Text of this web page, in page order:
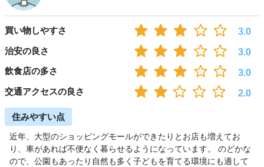
買い物しやすさ
3.0
治安の良さ
3.0
飲食店の多さ
3.0
交通アクセスの良さ
2.0
住みやすい点
近年、大型のショッピングモールができたりとお店も増えてお
り、車があれば不便なく暮らせるようになっています。 のどかな
ので、公園もあったり自然も多く子どもを育てる環境にも適して